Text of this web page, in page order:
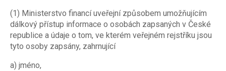
(1) Ministerstvo financí uveřejní způsobem umožňujícím
dálkový přístup informace o osobách zapsaných v České
republice a údaje o tom, ve kterém veřejném rejstříku jsou
tyto osoby zapsány, zahrnující
a) jméno,